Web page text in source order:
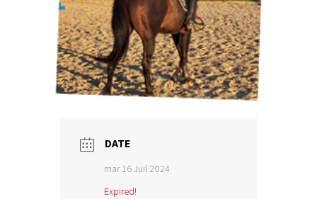
DATE
mar 16 Juil 2024
Expired!